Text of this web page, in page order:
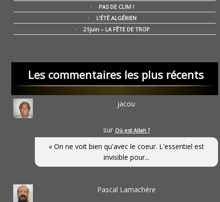
PAS DE CLIM !
L’ÉTÉ ALGÉRIEN
21juin – LA FÊTE DE TROP
Les commentaires les plus récents
jacou
sur Où est Allah ?
« On ne voit bien qu'avec le coeur. L'essentiel est
invisible pour...
Pascal Lamachère